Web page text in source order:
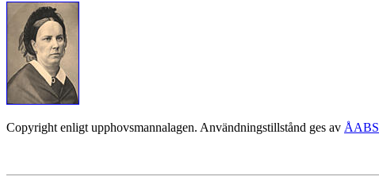
Copyright enligt upphovsmannalagen. Användningstillstånd ges av ÅABS